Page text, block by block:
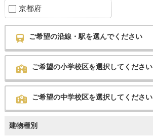
京都府
ご希望の沿線・駅を選んでください
ご希望の小学校区を選択してください
ご希望の中学校区を選択してください
建物種別